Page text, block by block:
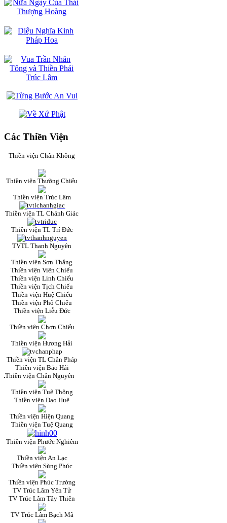
Các Thiền Viện
Thiền viện Chân Không
Thiền viện Thường Chiếu
Thiền viện Trúc Lâm
Thiền viện TL Chánh Giác
Thiền viện TL Trí Đức
TVTL Thanh Nguyên
Thiền viện Sơn Thắng
Thiền viện Viên Chiếu
Thiền viện Linh Chiếu
Thiền viện Tịch Chiếu
Thiền viện Huệ Chiếu
Thiền viện Phổ Chiếu
Thiền viện Liễu Đức
Thiền viện Chơn Chiếu
Thiền viện Hương Hải
Thiền viện TL Chân Pháp
Thiền viện Bảo Hải
Thiền viện Chân Nguyên
Thiền viện Tuệ Thông
Thiền viện Đạo Huệ
Thiền viện Hiện Quang
Thiền viện Tuệ Quang
Thiền viện Phước Nghiêm
Thiền viện An Lạc
Thiền viện Sùng Phúc
Thiền viện Phúc Trường
TV Trúc Lâm Yên Tử
TV Trúc Lâm Tây Thiên
TV Trúc Lâm Bạch Mã